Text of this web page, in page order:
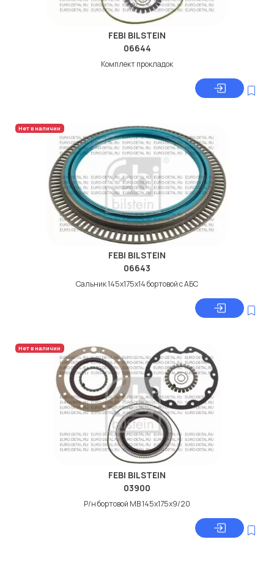
FEBI BILSTEIN
06644
Комплект прокладок
Нет в наличии
FEBI BILSTEIN
06643
Сальник 145x175x14 бортовой с АБС
Нет в наличии
FEBI BILSTEIN
03900
Р/н бортовой МВ 145x175x9/20